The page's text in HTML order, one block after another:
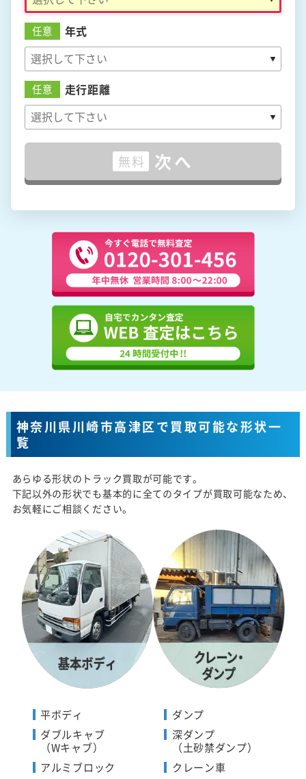
任意 年式
任意 走行距離
無料 次へ
神奈川県川崎市高津区で買取可能な形状一
覧
あらゆる形状のトラック買取が可能です。
下記以外の形状でも基本的に全てのタイプが買取可能なため、
お気軽にご相談ください。
平ボディ
ダブルキャブ
（Wキャブ）
アルミブロック
ダンプ
深ダンプ
（土砂禁ダンプ）
クレーン車